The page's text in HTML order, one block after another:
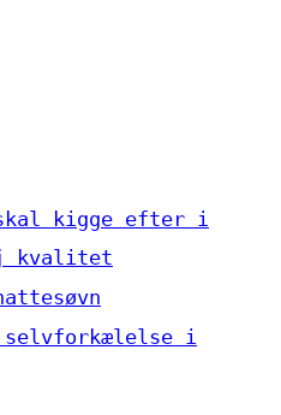
kigge efter i
kvalitet
i